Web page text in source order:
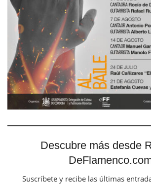
Descubre más desde
Suscríbete y recibe las últimas